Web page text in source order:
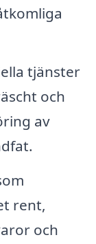
tjänster
och
av
rent,
och